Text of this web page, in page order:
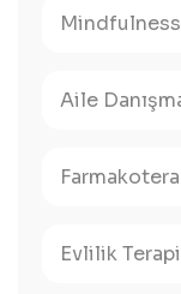
Aile
Evlilik